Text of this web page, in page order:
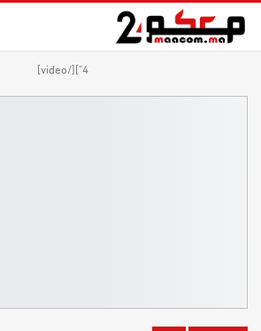
4"][/video]